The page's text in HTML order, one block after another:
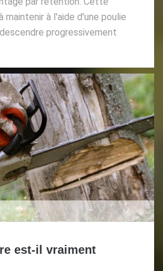
à l'aide d'une poulie
progressivement
est-il vraiment